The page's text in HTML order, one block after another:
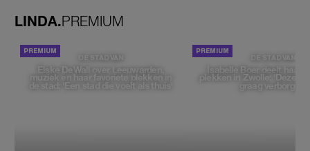
LINDA.PREMIUM
DE STAD VAN
Elske DeWall over Leeuwarden,
muziek en haar favoriete plekken in
de stad: 'Een stad die voelt als thuis'
DE STAD VAN
Isabelle Boer deelt haar
plekken in Zwolle: 'Deze
graag verborgen'